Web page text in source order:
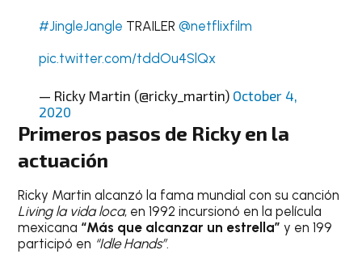
#JingleJangle TRAILER @netflixfilm
pic.twitter.com/tddOu4SlQx
— Ricky Martin (@ricky_martin) October 4,
2020
Primeros pasos de Ricky en la
actuación
Ricky Martin alcanzó la fama mundial con su canción
Living la vida loca, en 1992 incursionó en la película
mexicana “Más que alcanzar un estrella” y en 199
participó en “Idle Hands”.